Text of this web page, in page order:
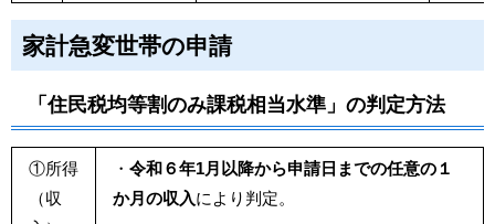
家計急変世帯の申請
「住民税均等割のみ課税相当水準」の判定方法
①所得
（収
・ 令和６年1月以降から申請日までの任意の１
か月の収入により判定。